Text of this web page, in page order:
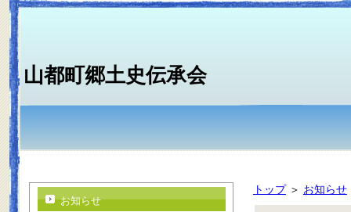
山都町郷土史伝承会
トップ＞ お知らせ
お知らせ